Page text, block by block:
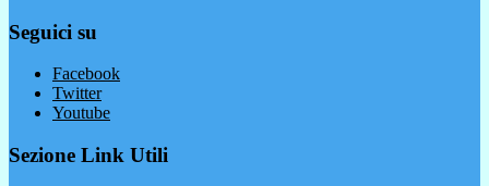
Seguici su
Facebook
Twitter
Youtube
Sezione Link Utili